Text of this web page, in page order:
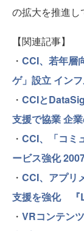
の拡大を推進し
【関連記事】
・ CCI、若年層
ゲ」設立 イン
・ CCIと
支援で協業 企
・ CCI、「コミ
ービス強化
・ CCI、アプリ
支援を強化 『
・ VRコンテン